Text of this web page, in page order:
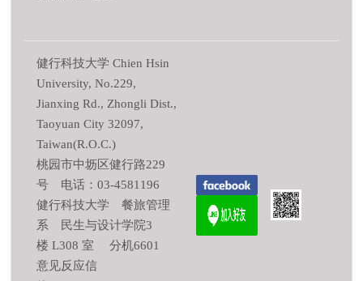
健行科技大学 Chien Hsin
University, No.229,
Jianxing Rd., Zhongli Dist.,
Taoyuan City 32097,
Taiwan(R.O.C.)
桃园市中坜区健行路229
号 电话：03-4581196
健行科技大学 餐旅管理
系 民生与设计学院3
楼 L308 室 分机6601
意见反应信